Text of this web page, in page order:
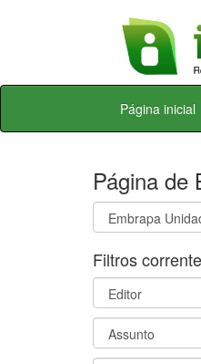
Skip
Página inicial
Página de
Filtros